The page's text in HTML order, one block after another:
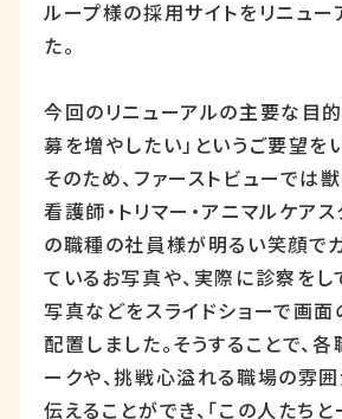
ループ様の採用サイトをリニュー
た。
今回のリニューアルの主要な目的
募を増やしたい」というご要望を
そのため、ファーストビューでは
看護師・トリマー・アニマルケアス
の職種の社員様が明るい笑顔で
ているお写真や、実際に診察をし
写真などをスライドショーで画面
配置しました。そうすることで、
ークや、挑戦心溢れる職場の雰
伝えることができ、「この人たち